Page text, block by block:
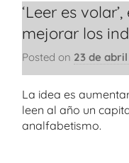
‘Leer es
mejorar los
Posted on 23 de abril
La idea es
leen al año un
analfabetismo.